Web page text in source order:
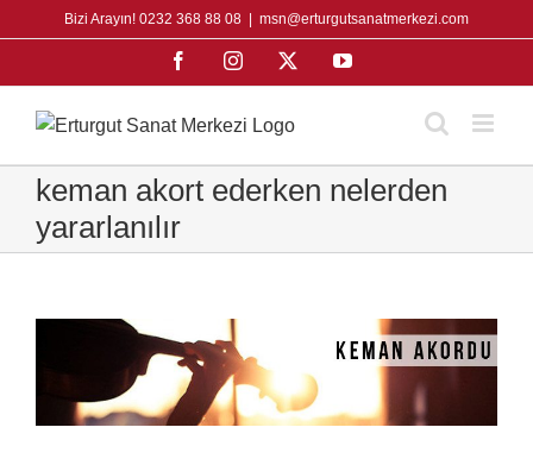
to
Bizi Arayın! 0232 368 88 08 msn@erturgutsanatmerkezi.com
FacebookInstagram YouTube
keman akort ederken nelerden
yararlanılır